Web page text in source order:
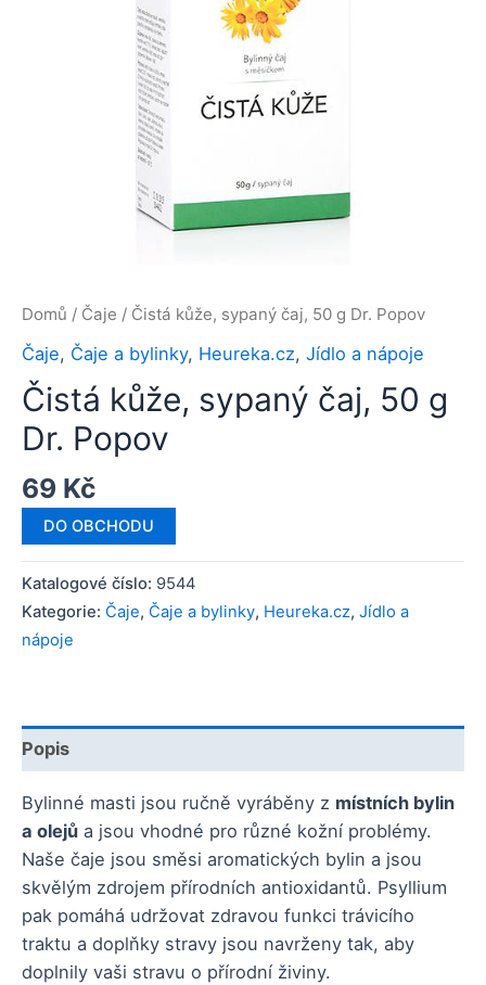
Domů / Čaje / Čistá kůže, sypaný čaj, 50 g Dr. Popov
Čaje, Čaje a bylinky, Heureka.cz, Jídlo a nápoje
Čistá kůže, sypaný čaj, 50 g
Dr. Popov
69 Kč
DO OBCHODU
Katalogové číslo: 9544
Kategorie: Čaje, Čaje a bylinky, Heureka.cz, Jídlo a
nápoje
Popis
Bylinné masti jsou ručně vyráběny z místních bylin
a olejů a jsou vhodné pro různé kožní problémy.
Naše čaje jsou směsi aromatických bylin a jsou
skvělým zdrojem přírodních antioxidantů. Psyllium
pak pomáhá udržovat zdravou funkci trávicího
traktu a doplňky stravy jsou navrženy tak, aby
doplnily vaši stravu o přírodní živiny.